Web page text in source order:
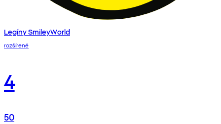
Legíny SmileyWorld
rozšírené
4
50